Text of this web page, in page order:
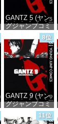
GANTZ 5 (ヤン
グジャンプコミ
ックスDIGITAL)
価格：¥100
8位
GANTZ 9 (ヤン
グジャンプコミ
ックスDIGITAL)
11位